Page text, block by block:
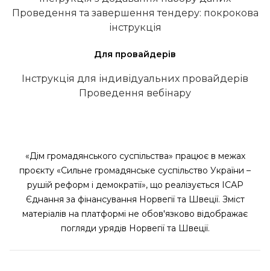
Проведення та завершення тендеру: покрокова
інструкція
Для провайдерів
Інструкція для індивідуальних провайдерів
Проведення вебінару
«Дім громадянського суспільства» працює в межах
проєкту «Сильне громадянське суспільство України –
рушій реформ і демократії», що реалізується ІСАР
Єднання за фінансування Норвегії та Швеції. Зміст
матеріалів на платформі не обов'язково відображає
погляди урядів Норвегії та Швеції.